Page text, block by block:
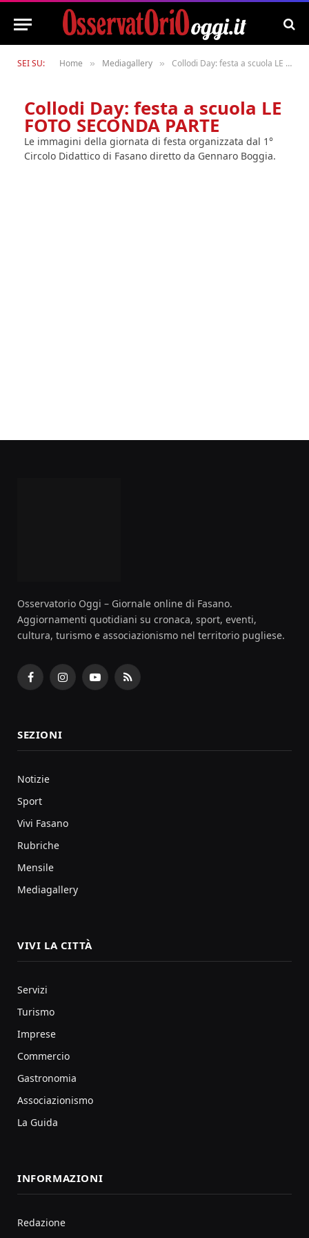
SEI SU: Home » Mediagallery » Collodi Day: festa a scuola LE FOTO SECONDA PARTE
Collodi Day: festa a scuola LE
FOTO SECONDA PARTE
Le immagini della giornata di festa organizzata dal 1°
Circolo Didattico di Fasano diretto da Gennaro Boggia.
Osservatorio Oggi – Giornale online di Fasano.
Aggiornamenti quotidiani su cronaca, sport, eventi,
cultura, turismo e associazionismo nel territorio pugliese.
FacebookInstagramYouTubeRSS
SEZIONI
Notizie
Sport
Vivi Fasano
Rubriche
Mensile
Mediagallery
VIVI LA CITTÀ
Servizi
Turismo
Imprese
Commercio
Gastronomia
Associazionismo
La Guida
INFORMAZIONI
Redazione